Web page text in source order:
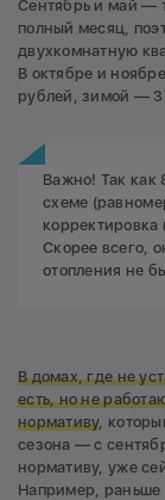
Сентябрь и май —
полный месяц,
двухкомнатную
В октябре и
рублей, зимой —
Важно! Так как
схеме
корректировка
Скорее всего,
отопления не
В домах, где не
есть, но не
нормативу,
сезона — с
нормативу, уже
Например, раньше